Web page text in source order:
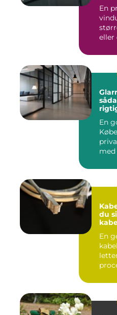
En
eller
En
med
du
En